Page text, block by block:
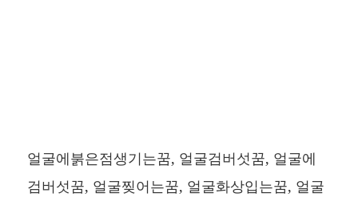
얼굴에붉은점생기는꿈, 얼굴검버섯꿈, 얼굴에
검버섯꿈, 얼굴찢어는꿈, 얼굴화상입는꿈, 얼굴